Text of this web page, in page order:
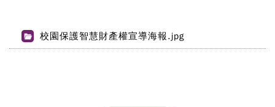
校園保護智慧財產權宣導海報.jpg